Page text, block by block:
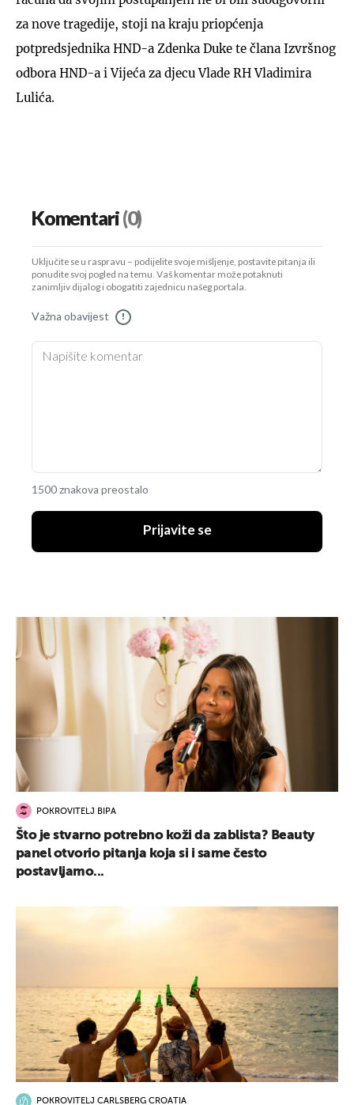
za nove tragedije, stoji na kraju priopćenja
potpredsjednika HND-a Zdenka Duke te člana Izvršnog
odbora HND-a i Vijeća za djecu Vlade RH Vladimira
Lulića.
Komentari(0)
Uključite se u raspravu – podijelite svoje mišljenje, postavite pitanja ili
ponudite svoj pogled na temu. Vaš komentar može potaknuti
zanimljiv dijalog i obogatiti zajednicu našeg portala.
Važna obavijest !
1500 znakova preostalo
Prijavite se
POKROVITELJ BIPA
Što je stvarno potrebno koži da zablista? Beauty
panel otvorio pitanja koja si i same često
postavljamo...
POKROVITELJ CARLSBERG CROATIA